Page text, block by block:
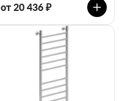
от 20 436 ₽